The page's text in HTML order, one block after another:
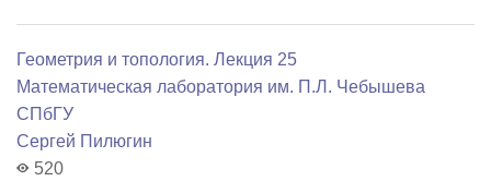
Геометрия и топология. Лекция 25
Математичеcкая лаборатория им. П.Л. Чебышева
СПбГУ
Сергей Пилюгин
520